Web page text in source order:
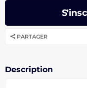
PARTAGER
Description